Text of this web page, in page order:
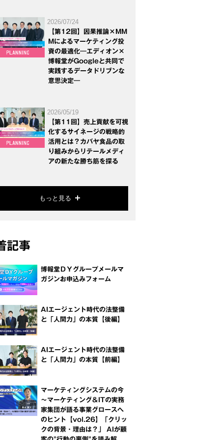
2026/07/24
【第12回】因果推論×MM
Mによるマーケティング投
資の最適化―エディオン×
博報堂がGoogleと共同で
実践するデータドリブンな
意思決定―
2026/05/19
【第11回】売上貢献を可視
化するサイネージの戦略的
活用とは？カバヤ食品の取
り組みからリテールメディ
アの新たな勝ち筋を探る
もっと見る
記事
博報堂ＤＹグループメールマ
ガジンお申込みフォーム
AIエージェント時代の法整備
と「人間力」の本質【後編】
AIエージェント時代の法整備
と「人間力」の本質【前編】
マーケティングシステムの今
～マーケティング＆ITの実務
家集団が語る事業グロースへ
のヒント【vol.26】「クリッ
クの背景・理由は？」 AIが顧